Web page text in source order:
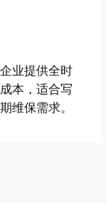
业提供全时
本，适合写
维保需求。